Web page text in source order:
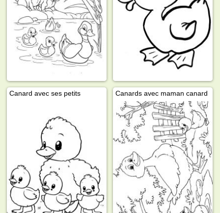
Canard avec ses petits Canards avec maman canard